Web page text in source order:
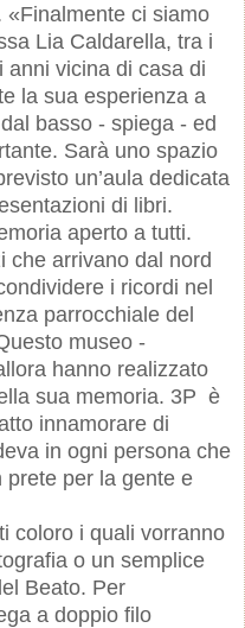
ci siamo
Lia Caldarella, tra i
anni vicina di casa di
la sua esperienza a
basso - spiega - ed
Sarà uno spazio
un’aula dedicata
di libri.
aperto a tutti.
che arrivano dal nord
i ricordi nel
parrocchiale del
museo -
hanno realizzato
sua memoria. 3P è
innamorare di
in ogni persona che
prete per la gente e
coloro i quali vorranno
o un semplice
Beato. Per
a doppio filo